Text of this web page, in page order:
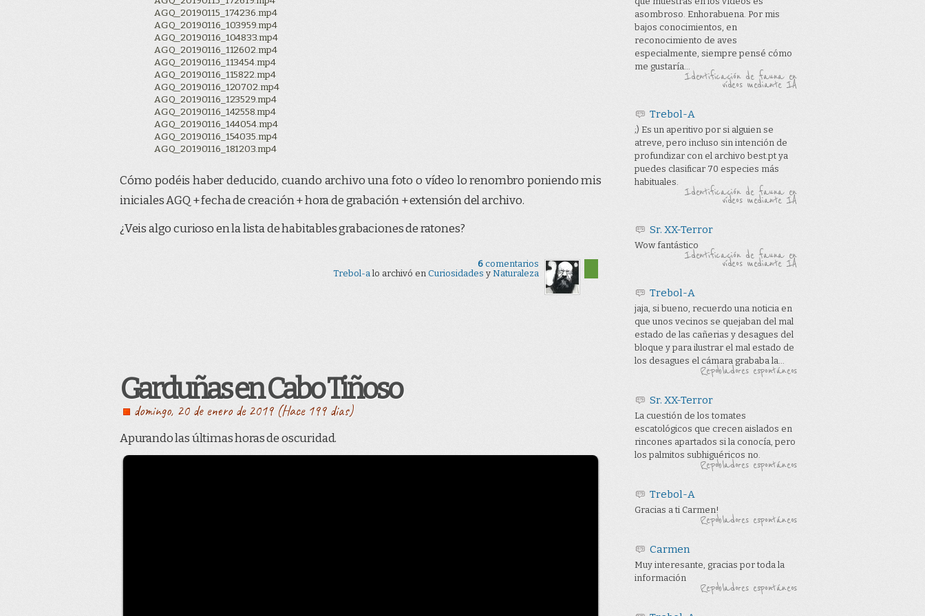
AGQ_20190115_174236.mp4
AGQ_20190116_103959.mp4
AGQ_20190116_104833.mp4
AGQ_20190116_112602.mp4
AGQ_20190116_113454.mp4
AGQ_20190116_115822.mp4
AGQ_20190116_120702.mp4
AGQ_20190116_123529.mp4
AGQ_20190116_142558.mp4
AGQ_20190116_144054.mp4
AGQ_20190116_154035.mp4
AGQ_20190116_181203.mp4
Cómo podéis haber deducido, cuando archivo una foto o vídeo lo renombro poniendo mis
iniciales AGQ + fecha de creación + hora de grabación + extensión del archivo.
¿Veis algo curioso en la lista de habitables grabaciones de ratones?
6 comentarios
Trebol-a lo archivó en Curiosidades y Naturaleza
Garduñas en Cabo Tiñoso
domingo, 20 de enero de 2019 (Hace 199 dias)
Apurando las últimas horas de oscuridad.
asombroso. Enhorabuena. Por mis
bajos conocimientos, en
reconocimiento de aves
especialmente, siempre pensé cómo
me gustaría...
Identificación de fauna en
vídeos mediante IA
Trebol-A
;) Es un aperitivo por si alguien se
atreve, pero incluso sin intención de
profundizar con el archivo best.pt ya
puedes clasificar 70 especies más
habituales.
Identificación de fauna en
vídeos mediante IA
Sr. XX-Terror
Wow fantástico
Identificación de fauna en
vídeos mediante IA
Trebol-A
jaja, si bueno, recuerdo una noticia en
que unos vecinos se quejaban del mal
estado de las cañerias y desagues del
bloque y para ilustrar el mal estado de
los desagues el cámara grababa la...
Repobladores espontáneos
Sr. XX-Terror
La cuestión de los tomates
escatológicos que crecen aislados en
rincones apartados si la conocía, pero
los palmitos subhiguéricos no.
Repobladores espontáneos
Trebol-A
Gracias a ti Carmen!
Repobladores espontáneos
Carmen
Muy interesante, gracias por toda la
información
Repobladores espontáneos